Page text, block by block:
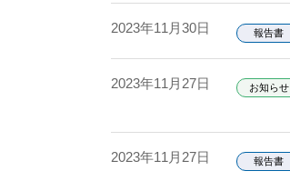
2023年11月30日 報告書
2023年11月27日 お知らせ
2023年11月27日 報告書